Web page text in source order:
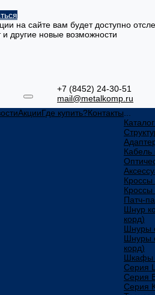
на сайте вам будет доступно
и другие новые возможности
+7 (8452) 24-30-51
mail@metalkomp.ru
АкцииГде купить?Контакты
Кабель
Кроссы
Кроссы
Патч-
Шнур
корд)
Шнуры
Шнуры
корд)
Шкафы
Cерия
Cерия
Cерия